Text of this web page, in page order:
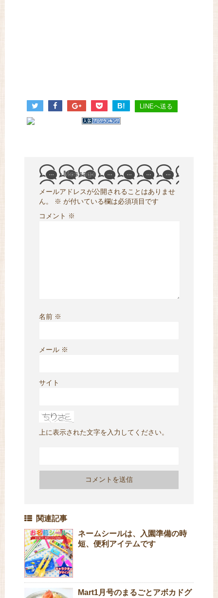
B! LINEへ送る
Message
メールアドレスが公開されることはありませ
ん。
※ が付いている欄は必須項目です
コメント ※
名前 ※
メール ※
サイト
上に表示された文字を入力してください。
関連記事
ネームシールは、入園準備の時
短、便利アイテムです
Mart1月号のまるごとアボカドグ